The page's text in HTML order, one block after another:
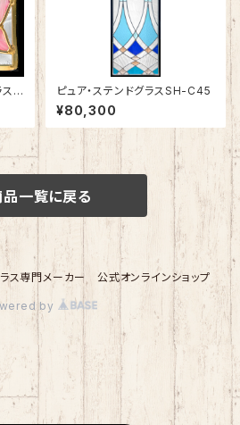
スS
ピュア・ステンドグラスSH-C45
¥80,300
品一覧に戻る
ス専門メーカー 公式オンラインショップ
by